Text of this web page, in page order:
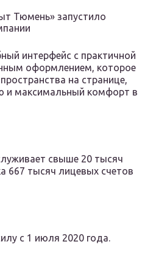
Тюмень» запустило
интерфейс с практичной
оформлением, которое
на странице,
и максимальный комфорт в
свыше 20 тысяч
667 тысяч лицевых счетов
с 1 июля 2020 года.